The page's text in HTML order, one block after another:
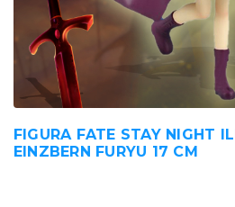
FIGURA FATE STAY NIGHT
EINZBERN FURYU 17 CM